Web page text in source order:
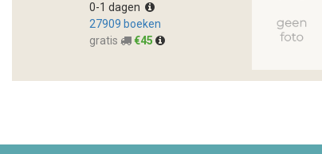
0-1 dagen
27909 boeken
gratis
€45